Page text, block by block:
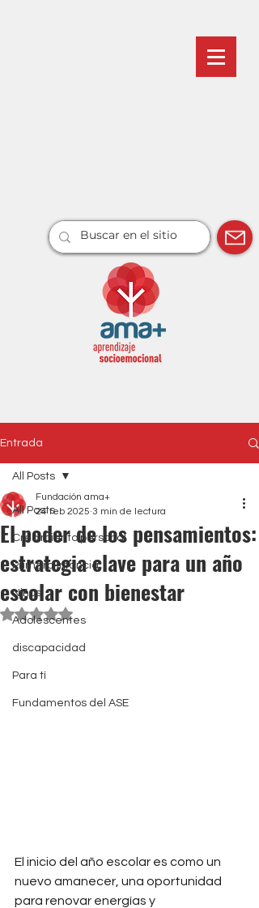
Entrada
All Posts
Crecimiento personal
Primera Infancia
Niños
Adolescentes
discapacidad
Para tí
Fundamentos del ASE
All Posts
El poder de los pensamientos:
estrategia clave para un año
escolar con bienestar
Fundación ama+
24 feb 2025 3 min de lectura
Obtuvo NaN de 5 estrellas.
El inicio del año escolar es como un
nuevo amanecer, una oportunidad
para renovar energías y